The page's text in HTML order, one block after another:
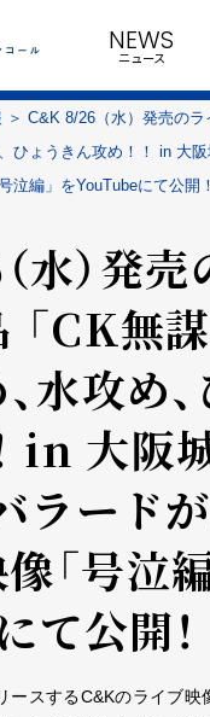
NEWS
ニュース
C&K 8/26（水）発売の
ひょうきん攻め！！ in 大
泣編」をYouTubeにて公開！
）発売
「CK無
水攻め
in 大阪
ラード
「号泣
公開！
ースするC&Kのライブ映